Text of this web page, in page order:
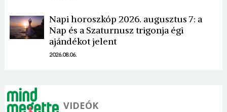
Napi horoszkóp 2026. augusztus 7: a
Nap és a Szaturnusz trigonja égi
ajándékot jelent
2026.08.06.
VIDEÓK
Jelszó